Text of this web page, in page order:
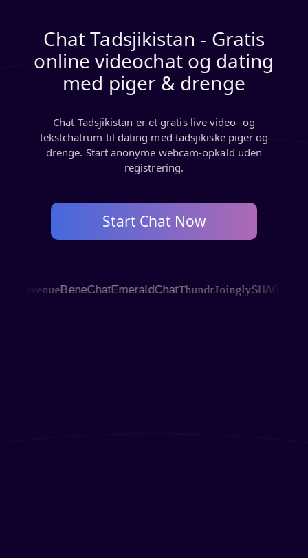
Chat Tadsjikistan - Gratis
online videochat og dating
med piger & drenge
Chat Tadsjikistan er et gratis live video- og
tekstchatrum til dating med tadsjikiske piger og
drenge. Start anonyme webcam-opkald uden
registrering.
Start Chat Now
AvenueBeneChatEmeraldChatThundrJoinglySHAGLE